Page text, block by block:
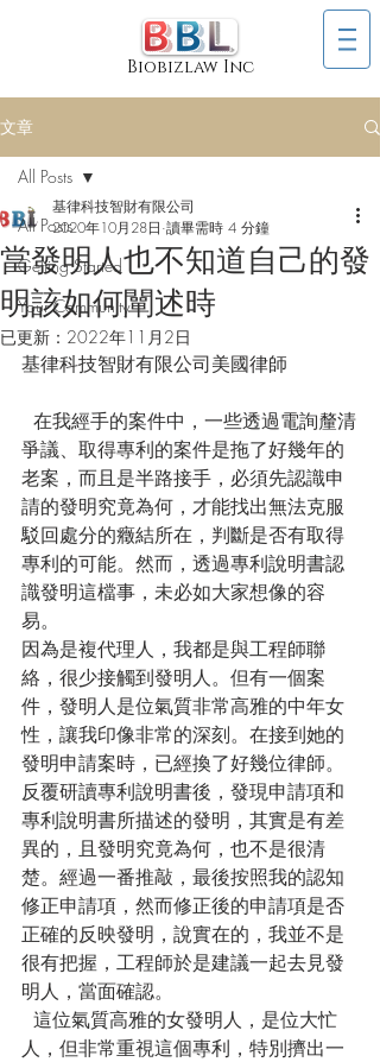
Biobizlaw Inc
文章
All Posts
Getting Started
Your Community
All Posts
當發明人也不知道自己的發
明該如何闡述時
基律科技智財有限公司
2020年10月28日 讀畢需時 4 分鐘
已更新： 2022年11月2日
基律科技智財有限公司美國律師
爭議、取得專利的案件是拖了好幾年的
老案，而且是半路接手，必須先認識申
請的發明究竟為何，才能找出無法克服
駁回處分的癥結所在，判斷是否有取得
專利的可能。然而，透過專利說明書認
識發明這檔事，未必如大家想像的容
易。
因為是複代理人，我都是與工程師聯
絡，很少接觸到發明人。但有一個案
件，發明人是位氣質非常高雅的中年女
性，讓我印像非常的深刻。在接到她的
發明申請案時，已經換了好幾位律師。
反覆研讀專利說明書後，發現申請項和
專利說明書所描述的發明，其實是有差
異的，且發明究竟為何，也不是很清
楚。經過一番推敲，最後按照我的認知
修正申請項，然而修正後的申請項是否
正確的反映發明，說實在的，我並不是
很有把握，工程師於是建議一起去見發
明人，當面確認。
人，但非常重視這個專利，特別擠出一